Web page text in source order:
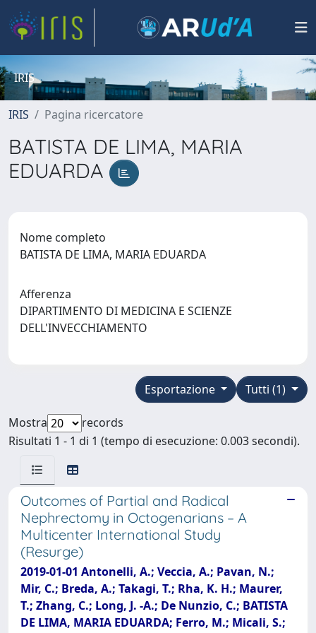
IRIS
IRIS Pagina ricercatore
BATISTA DE LIMA, MARIA
EDUARDA
Nome completo
BATISTA DE LIMA, MARIA EDUARDA
Afferenza
DIPARTIMENTO DI MEDICINA E SCIENZE
DELL'INVECCHIAMENTO
Tutti (1)
Esportazione
Mostra
records
Risultati 1 - 1 di 1 (tempo di esecuzione: 0.003 secondi).
Outcomes of Partial and Radical
Nephrectomy in Octogenarians – A
Multicenter International Study
(Resurge)
2019-01-01 Antonelli, A.; Veccia, A.; Pavan, N.;
Mir, C.; Breda, A.; Takagi, T.; Rha, K. H.; Maurer,
T.; Zhang, C.; Long, J. -A.; De Nunzio, C.; BATISTA
DE LIMA, MARIA EDUARDA; Ferro, M.; Micali, S.;